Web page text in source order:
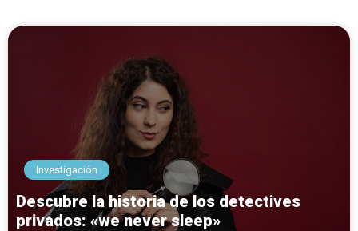
Investigación
Descubre la historia de los detectives
privados: «we never sleep»